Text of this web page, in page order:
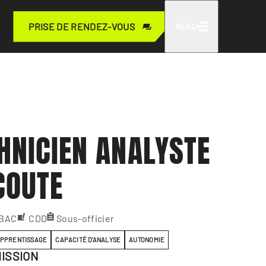
PRISE DE RENDEZ-VOUS
ANALYSTE
CDD Sous-officier
CAPACITÉ D'ANALYSE AUTONOMIE